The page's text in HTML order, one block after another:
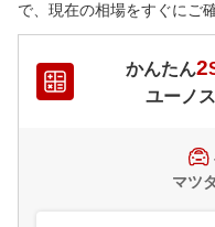
で、現在の相場をすぐにご
かんたん2
ユーノ
マツ